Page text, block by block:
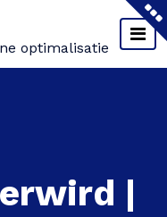
optimalisatie
|